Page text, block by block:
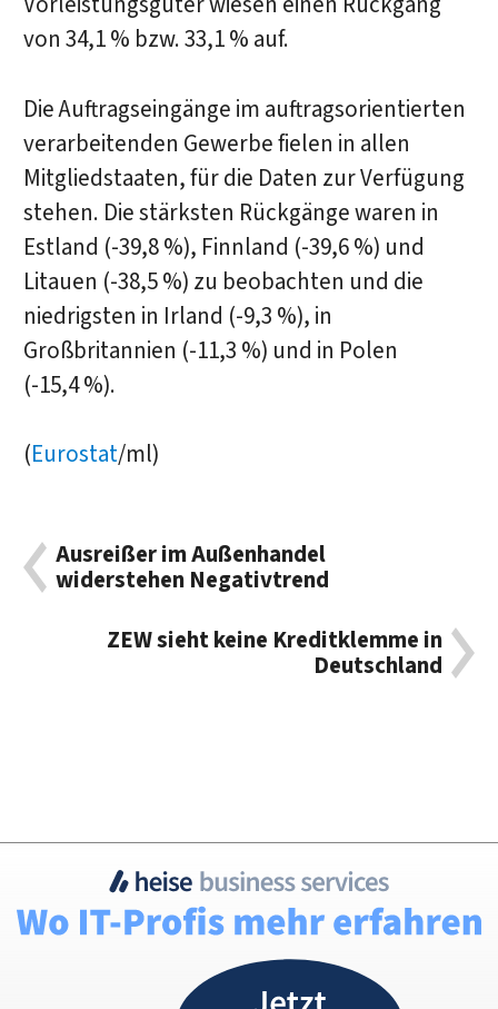
von 34,1 % bzw. 33,1 % auf.
Die Auftragseingänge im auftragsorientierten
verarbeitenden Gewerbe fielen in allen
Mitgliedstaaten, für die Daten zur Verfügung
stehen. Die stärksten Rückgänge waren in
Estland (-39,8 %), Finnland (-39,6 %) und
Litauen (-38,5 %) zu beobachten und die
niedrigsten in Irland (-9,3 %), in
Großbritannien (-11,3 %) und in Polen
(-15,4 %).
(Eurostat/ml)
Ausreißer im Außenhandel
widerstehen Negativtrend
ZEW sieht keine Kreditklemme in
Deutschland